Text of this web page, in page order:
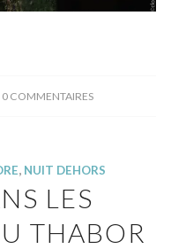
0 COMMENTAIRES
, NUIT DEHORS
LES
THABOR